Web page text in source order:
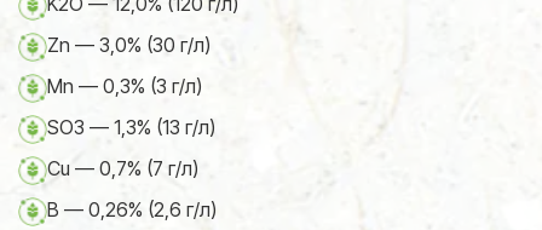
Zn — 3,0% (30 г/л)
Mn — 0,3% (3 г/л)
SO3 — 1,3% (13 г/л)
Cu — 0,7% (7 г/л)
B — 0,26% (2,6 г/л)